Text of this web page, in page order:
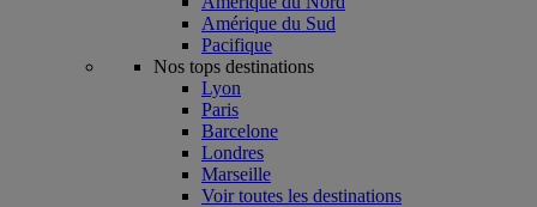
Amérique du Sud
Pacifique
Nos tops destinations
Lyon
Paris
Barcelone
Londres
Marseille
Voir toutes les destinations